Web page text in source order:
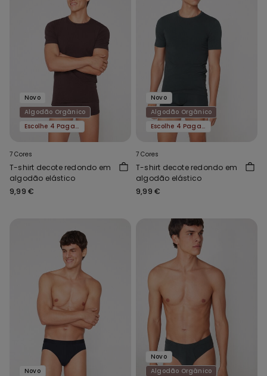
Novo
Algodão Orgânico
Escolhe 4 Paga 3
7 Cores
T-shirt decote redondo em
algodão elástico
9,99 €
Novo
Algodão Orgânico
Escolhe 4 Paga 3
7 Cores
T-shirt decote redondo em
algodão elástico
9,99 €
Novo
Novo
Algodão Orgânico